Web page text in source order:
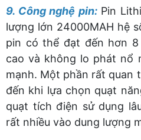
9. Công nghệ pin:Pin
lượng lớn 24000MAH hệ
pin có thể đạt đến hơn 8
cao và không lo phát nổ
mạnh. Một phần rất quan
đến khi lựa chọn quạt
quạt tích điện sử dụng
rất nhiều vào dung lượng